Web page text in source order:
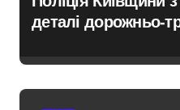
деталі дорожньо-
участю двох
постраждалих